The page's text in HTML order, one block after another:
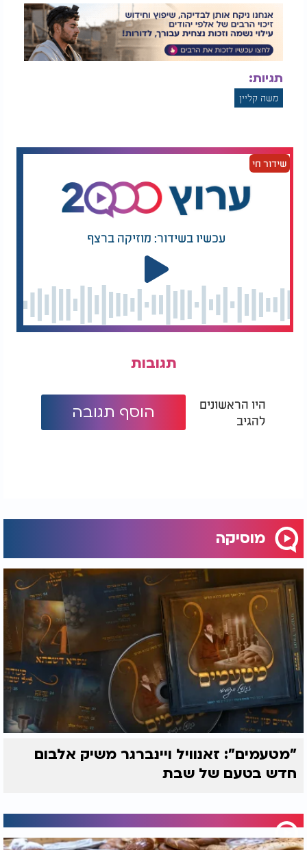
תגיות:
משה קליין
שידור חי
עכשיו בשידור: מוזיקה ברצף
תגובות
היו הראשונים
להגיב
הוסף תגובה
מוסיקה
"מטעמים": זאנוויל ויינברגר משיק אלבום
חדש בטעם של שבת